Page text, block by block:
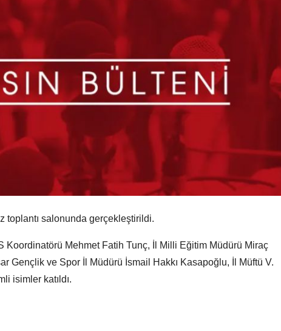
toplantı salonunda gerçekleştirildi.
Koordinatörü Mehmet Fatih Tunç, İl Milli Eğitim Müdürü Miraç
Gençlik ve Spor İl Müdürü İsmail Hakkı Kasapoğlu, İl Müftü V.
isimler katıldı.